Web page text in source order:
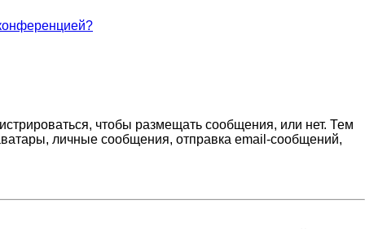
чтобы размещать сообщения, или нет. Тем
личные сообщения, отправка email-сообщений,